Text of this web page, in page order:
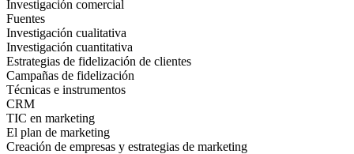
Investigación comercial
Fuentes
Investigación cualitativa
Investigación cuantitativa
Estrategias de fidelización de clientes
Campañas de fidelización
Técnicas e instrumentos
CRM
TIC en marketing
El plan de marketing
Creación de empresas y estrategias de marketing